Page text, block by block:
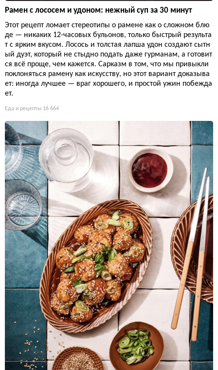
Рамен с лососем и удоном: нежный суп за 30 минут
Этот рецепт ломает стереотипы о рамене как о сложном блю
де — никаких 12-часовых бульонов, только быстрый результа
т с ярким вкусом. Лосось и толстая лапша удон создают сытн
ый дуэт, который не стыдно подать даже гурманам, а готовит
ся всё проще, чем кажется. Сарказм в том, что мы привыкли
поклоняться рамену как искусству, но этот вариант доказыва
ет: иногда лучшее — враг хорошего, и простой ужин побежда
ет.
Еда и рецепты 16 664